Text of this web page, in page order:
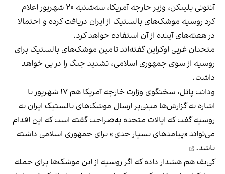
آنتونی بلینکن، وزیر خارجه آمریکا، سه‌شنبه ۲۰ شهریور اعلام
کرد روسیه موشک‌های بالستیک از ایران دریافت کرده و احتمالا
در هفته‌های آینده از آن استفاده خواهد کرد.
متحدان غربی اوکراین گفته‌اند تامین موشک‌های بالستیک برای
روسیه از سوی جمهوری اسلامی، تشدید جنگ را در پی خواهد
داشت.
ودانت پاتل، سخنگوی وزارت خارجه آمریکا هم ۱۷ شهریور با
اشاره به گزارش‌ها مبنی‌بر ارسال موشک‌های بالستیک ایران به
روسیه گفت که ایالات متحده به‌صراحت گفته است که این اقدام
می‌تواند «پیامدهای بسیار جدی» برای جمهوری اسلامی داشته
باشد.
کی‌یف هم هشدار داده که اگر روسیه از این موشک‌ها برای حمله